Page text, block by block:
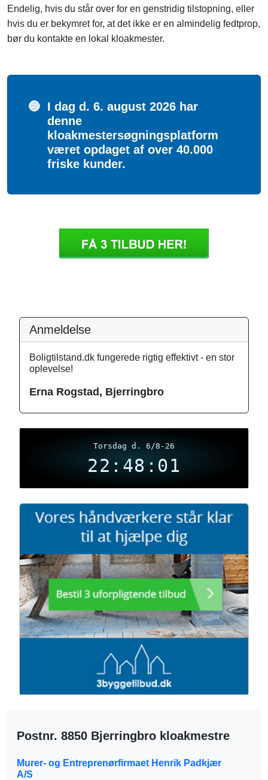
Endelig, hvis du står over for en genstridig tilstopning, eller
hvis du er bekymret for, at det ikke er en almindelig fedtprop,
bør du kontakte en lokal kloakmester.
🔵 I dag d. 6. august 2026 har
denne
kloakmestersøgningsplatform
været opdaget af over 40.000
friske kunder.
Anmeldelse
Boligtilstand.dk fungerede rigtig effektivt - en stor
oplevelse!
Erna Rogstad, Bjerringbro
Torsdag d. 6/8-26
22:48:02
Postnr. 8850 Bjerringbro kloakmestre
Murer- og Entreprenørfirmaet Henrik Padkjær
A/S